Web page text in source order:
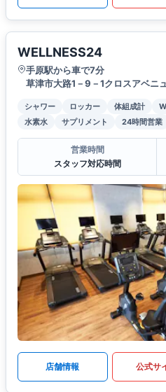
WELLNESS24
手原駅から車で7分
草津市大路1－9－1クロスアベニ
シャワー ロッカー 体組成計
水素水
サプリメント 24時間営業
営業時間
スタッフ対応時間
店舗情報 公式サ